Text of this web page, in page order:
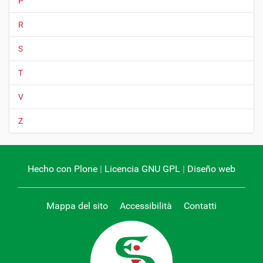
R
S
T
V
Z
Hecho con Plone | Licencia GNU GPL | Diseño web
Mappa del sito Accessibilità Contatti